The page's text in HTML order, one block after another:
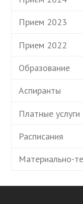
Прием 2023
Прием 2022
Образование
Аспиранты
Платные услуги
Расписания
Материально-